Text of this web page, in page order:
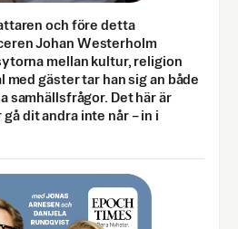
och före detta
Johan Westerholm
mellan kultur, religion
med gäster tar han sig an både
samhällsfrågor. Det här är
dit andra inte når – in i